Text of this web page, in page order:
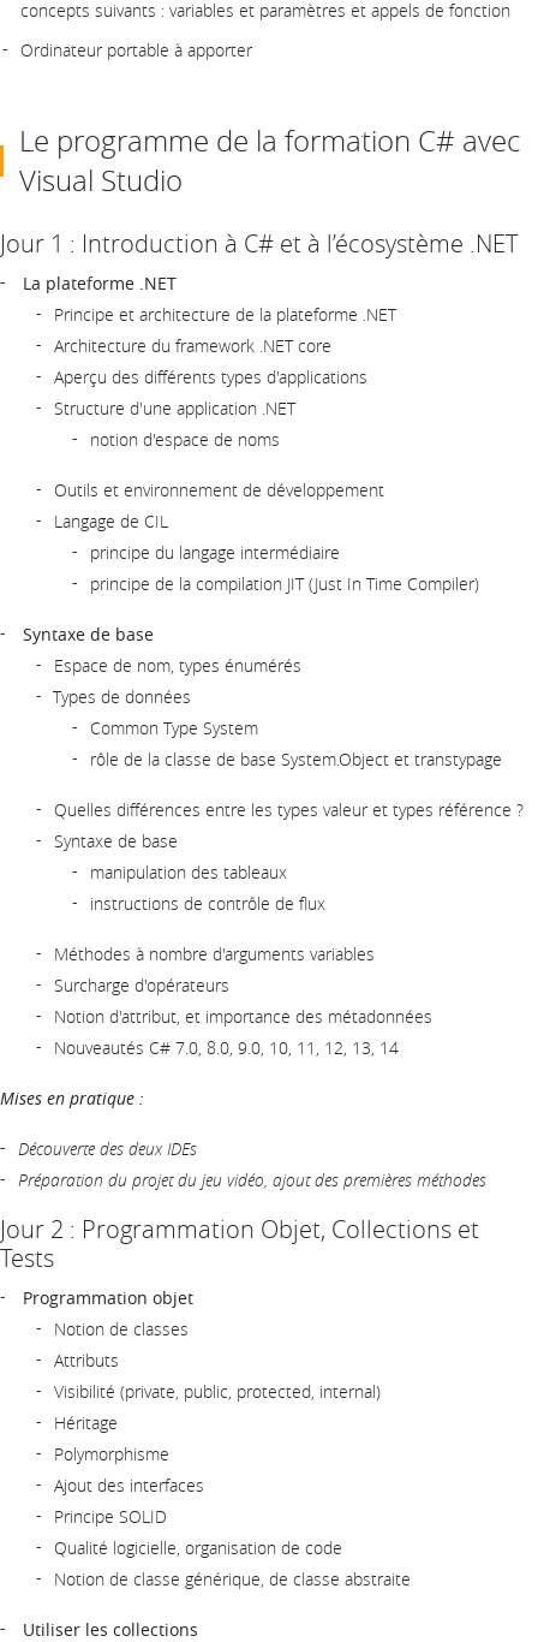
concepts suivants : variables et paramètres et appels de fonction
Ordinateur portable à apporter
Le programme de la formation C# avec
Visual Studio
Jour 1 : Introduction à C# et à l’écosystème .NET
La plateforme .NET
Principe et architecture de la plateforme .NET
Architecture du framework .NET core
Aperçu des différents types d'applications
Structure d'une application .NET
notion d'espace de noms
Outils et environnement de développement
Langage de CIL
principe du langage intermédiaire
principe de la compilation JIT (Just In Time Compiler)
Syntaxe de base
Espace de nom, types énumérés
Types de données
Common Type System
rôle de la classe de base System.Object et transtypage
Quelles différences entre les types valeur et types référence ?
Syntaxe de base
manipulation des tableaux
instructions de contrôle de flux
Méthodes à nombre d'arguments variables
Surcharge d'opérateurs
Notion d'attribut, et importance des métadonnées
Nouveautés C# 7.0, 8.0, 9.0, 10, 11, 12, 13, 14
Mises en pratique :
Découverte des deux IDEs
Préparation du projet du jeu vidéo, ajout des premières méthodes
Jour 2 : Programmation Objet, Collections et
Tests
Programmation objet
Notion de classes
Attributs
Visibilité (private, public, protected, internal)
Héritage
Polymorphisme
Ajout des interfaces
Principe SOLID
Qualité logicielle, organisation de code
Notion de classe générique, de classe abstraite
Utiliser les collections